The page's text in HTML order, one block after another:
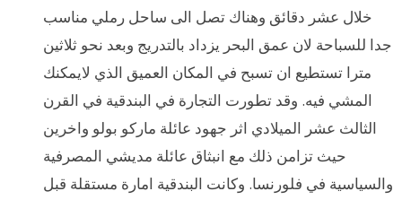
خلال عشر دقائق وهناك تصل الى ساحل رملي مناسب
جدا للسباحة لان عمق البحر يزداد بالتدريج وبعد نحو ثلاثين
مترا تستطيع ان تسبح في المكان العميق الذي لايمكنك
المشي فيه. وقد تطورت التجارة في البندقية في القرن
الثالث عشر الميلادي اثر جهود عائلة ماركو بولو واخرين
حيث تزامن ذلك مع انبثاق عائلة مديشي المصرفية
والسياسية في فلورنسا. وكانت البندقية امارة مستقلة قبل